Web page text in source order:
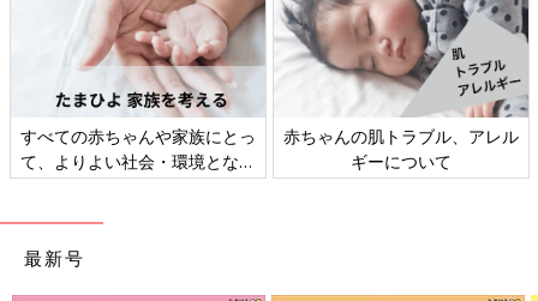
すべての赤ちゃんや家族にとっ
て、よりよい社会・環境となる
ことをめざしてさまざまな課題
赤ちゃんの肌トラブル、アレル
ギーについて
最新号